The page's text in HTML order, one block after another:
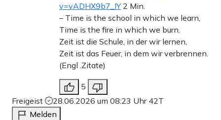
v=vADHX9b7_IY2 Min.
– Time is the school in which we learn,
Time is the fire in which we burn.
Zeit ist die Schule, in der wir lernen,
Zeit ist das Feuer, in dem wir verbrennen.
(Engl .Zitate)
5
Freigeist
28.06.2026 um 08:23 Uhr 42T
Melden